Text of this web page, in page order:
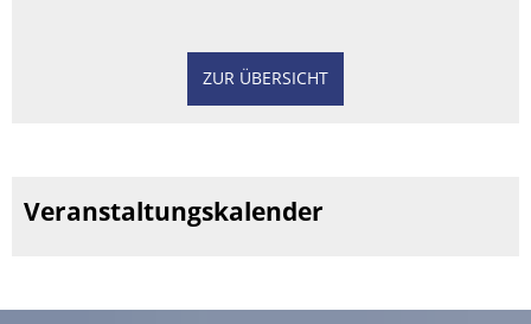
ZUR ÜBERSICHT
Veranstaltungskalender